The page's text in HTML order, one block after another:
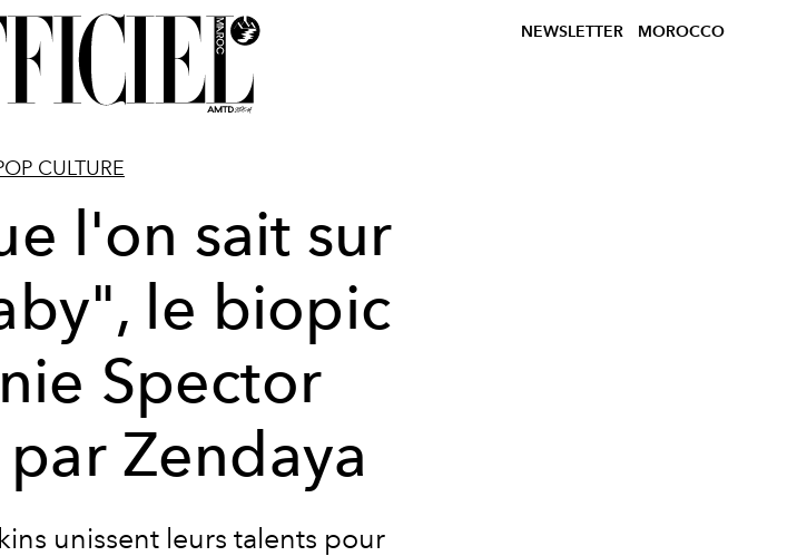
NEWSLETTER MOROCCO
CULTURE
l'on sait sur
le biopic
Spector
Zendaya
unissent leurs talents pour